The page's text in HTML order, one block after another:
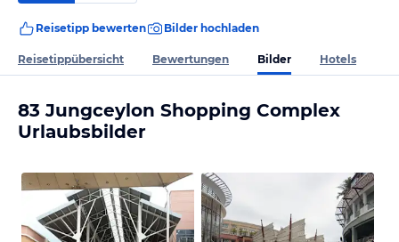
Reisetipp bewerten Bilder hochladen
Reisetippübersicht Bewertungen Bilder Hotels
83 Jungceylon Shopping Complex
Urlaubsbilder